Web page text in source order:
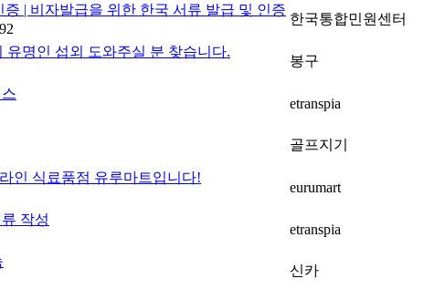
| 비자발급을 위한 한국 서류 발급 및 인증
한국통합민원센터
명인 섭외 도와주실 분 찾습니다.
봉구
etranspia
골프지기
인 식료품점 유루마트입니다!
eurumart
작성
etranspia
신카